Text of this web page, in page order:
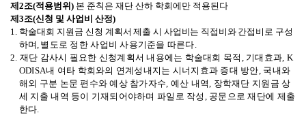
제 2조(적용범위 ) 본 준칙은 재단 산하 학회에만 적용된다
제 3조(신청 및 사업비 산정)
1. 학술대회 지원금 신청 계획서 제출 시 사업비는 직접비와 간접비로 구성
하며, 별도로 정한 사업비 사용기준을 따른다.
2. 재단 감사시 필요한 신청계획서 내용에는 학술대회 목적, 기대효과, K
ODISA내 여타 학회와의 연계성내지는 시너지효과 증대 방안, 국내와
해외 구분 논문 편수와 예상 참가자수, 예산 내역, 장학재단 지원금 상
세 지출 내역 등이 기재되어야하며 파일로 작성, 공문으로 재단에 제출
한다.